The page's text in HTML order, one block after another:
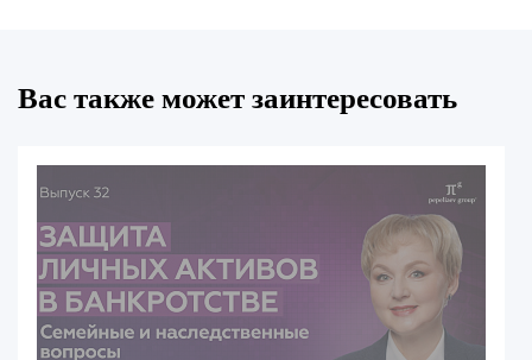
Вас также может заинтересовать